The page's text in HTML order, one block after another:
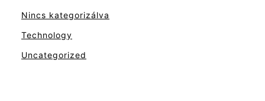
Nincs kategorizálva
Technology
Uncategorized